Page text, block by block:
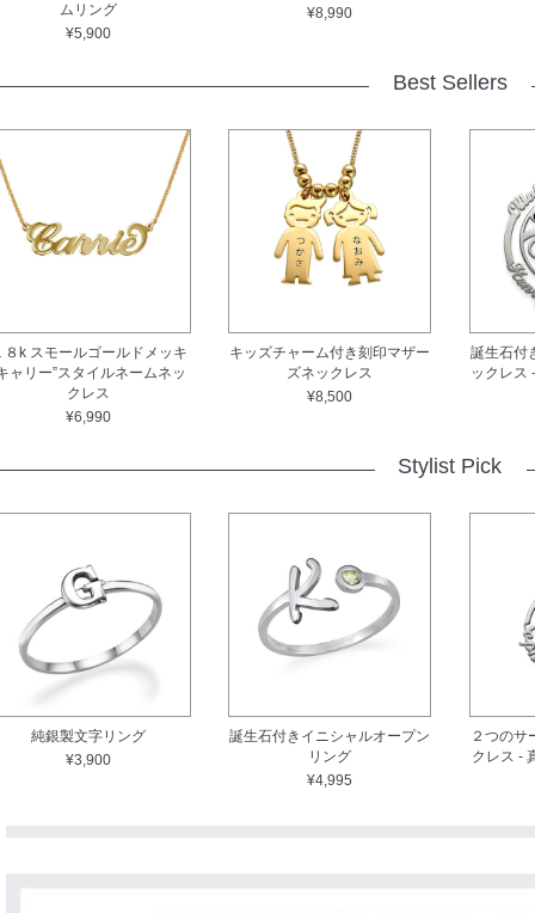
ムリング
¥5,900
¥8,990
Best Sellers
８k スモールゴールドメッキ
ャリー”スタイルネームネッ
クレス
¥6,990
キッズチャーム付き刻印マザー
ズネックレス
¥8,500
誕生石付
ックレス
Stylist Pick
純銀製文字リング
¥3,900
誕生石付きイニシャルオープン
リング
¥4,995
２つのサ
クレス -